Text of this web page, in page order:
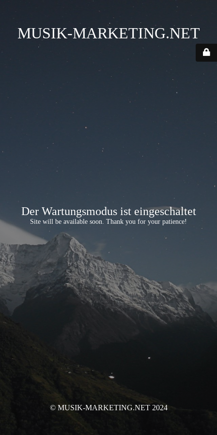
MUSIK-MARKETING.NET
Der Wartungsmodus ist eingeschaltet
Site will be available soon. Thank you for your patience!
© MUSIK-MARKETING.NET 2024